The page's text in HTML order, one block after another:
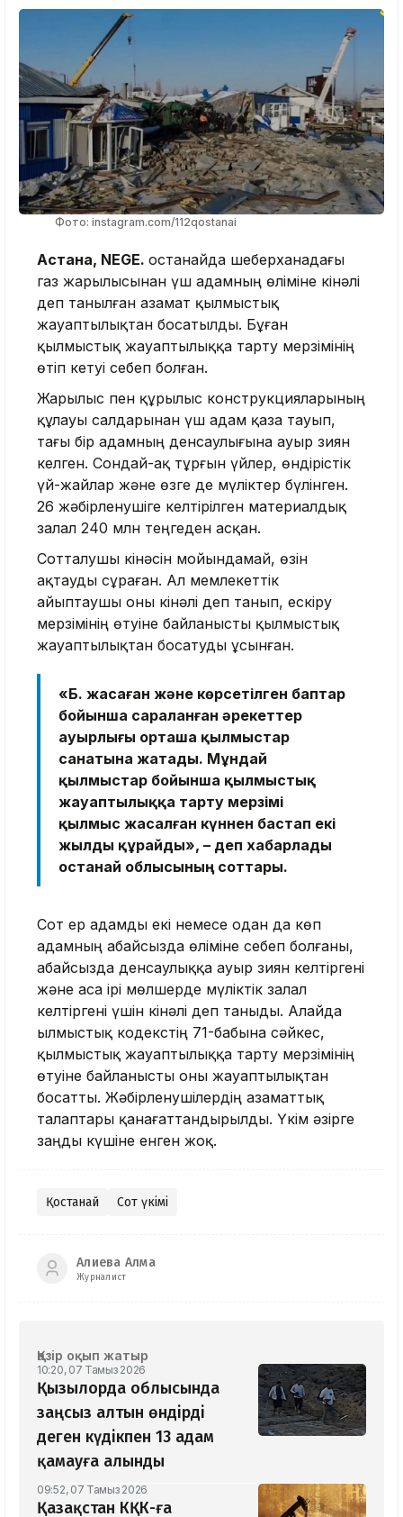
Фото: instagram.com/112qostanai
Астана, NEGE. Қостанайда шеберханадағы
газ жарылысынан үш адамның өліміне кінәлі
деп танылған азамат қылмыстық
жауаптылықтан босатылды. Бұған
қылмыстық жауаптылыққа тарту мерзімінің
өтіп кетуі себеп болған.
Жарылыс пен құрылыс конструкцияларының
құлауы салдарынан үш адам қаза тауып,
тағы бір адамның денсаулығына ауыр зиян
келген. Сондай-ақ тұрғын үйлер, өндірістік
үй-жайлар және өзге де мүліктер бүлінген.
26 жәбірленушіге келтірілген материалдық
залал 240 млн теңгеден асқан.
Сотталушы кінәсін мойындамай, өзін
ақтауды сұраған. Ал мемлекеттік
айыптаушы оны кінәлі деп танып, ескіру
мерзімінің өтуіне байланысты қылмыстық
жауаптылықтан босатуды ұсынған.
«Б. жасаған және көрсетілген баптар
бойынша сараланған әрекеттер
ауырлығы орташа қылмыстар
санатына жатады. Мұндай
қылмыстар бойынша қылмыстық
жауаптылыққа тарту мерзімі
қылмыс жасалған күннен бастап екі
жылды құрайды», – деп хабарлады
Қостанай облысының соттары.
Сот ер адамды екі немесе одан да көп
адамның абайсызда өліміне себеп болғаны,
абайсызда денсаулыққа ауыр зиян келтіргені
және аса ірі мөлшерде мүліктік залал
келтіргені үшін кінәлі деп таныды. Алайда
Қылмыстық кодекстің 71-бабына сәйкес,
қылмыстық жауаптылыққа тарту мерзімінің
өтуіне байланысты оны жауаптылықтан
босатты. Жәбірленушілердің азаматтық
талаптары қанағаттандырылды. Үкім әзірге
заңды күшіне енген жоқ.
Қостанай Сот үкімі
Алиева Алма
Журналист
Қазір оқып жатыр
10:20, 07 Тамыз 2026
Қызылорда облысында
заңсыз алтын өндірді
деген күдікпен 13 адам
қамауға алынды
09:52, 07 Тамыз 2026
Қазақстан КҚК-ға